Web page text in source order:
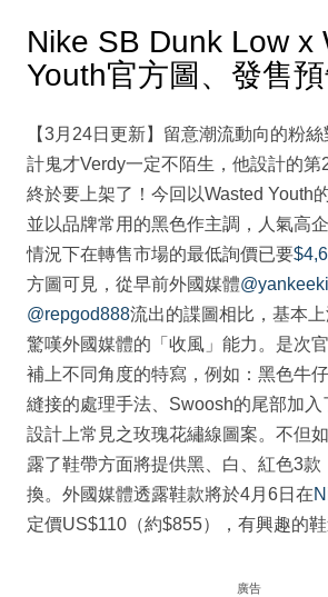
Nike SB Dunk Low x
Youth官方圖、發售預
【3月24日更新】留意潮流動向的粉
計鬼才Verdy一定不陌生，他設計的
終於要上架了！今回以Wasted Youth
並以品牌常用的黑色作主調，人氣高
情況下在轉售市場的最低詢價已要
方圖可見，從早前外國媒體
@repgod888流出的諜圖相比，基本
驚嘆外國媒體的「收風」能力。是次
補上不同角度的特寫，例如：黑色牛
縫接的處理手法、Swoosh的尾部加入
設計上常見之玫瑰花繡線圖案。不但
露了鞋帶方面將提供黑、白、紅色3款
換。外國媒體透露鞋款將於4月6日在
定價US$110（約$855），有興趣的鞋
廣告